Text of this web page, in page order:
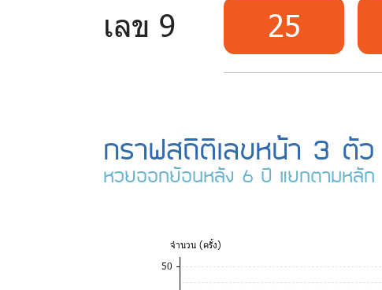
เลข 9
25
กราฟสถิติเลขหน้า 3 ตัว
หวยออกย้อนหลัง 6 ปี แยกตามหลัก
จำนวน (ครั้ง)
50